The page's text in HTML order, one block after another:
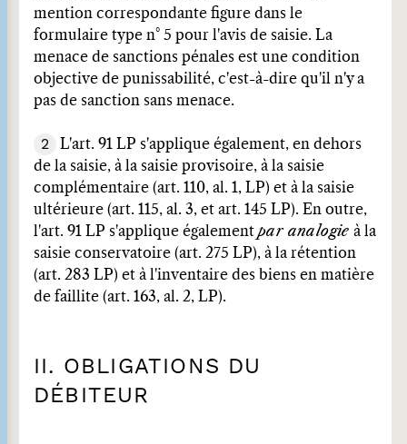
mention correspondante figure dans le
formulaire type n° 5 pour l'avis de saisie. La
menace de sanctions pénales est une condition
objective de punissabilité, c'est-à-dire qu'il n'y a
pas de sanction sans menace.
2
L'art. 91 LP s'applique également, en dehors
de la saisie, à la saisie provisoire, à la saisie
complémentaire (art. 110, al. 1, LP) et à la saisie
ultérieure (art. 115, al. 3, et art. 145 LP). En outre,
l'art. 91 LP s'applique également par analogie à la
saisie conservatoire (art. 275 LP), à la rétention
(art. 283 LP) et à l'inventaire des biens en matière
de faillite (art. 163, al. 2, LP).
II. OBLIGATIONS DU
DÉBITEUR